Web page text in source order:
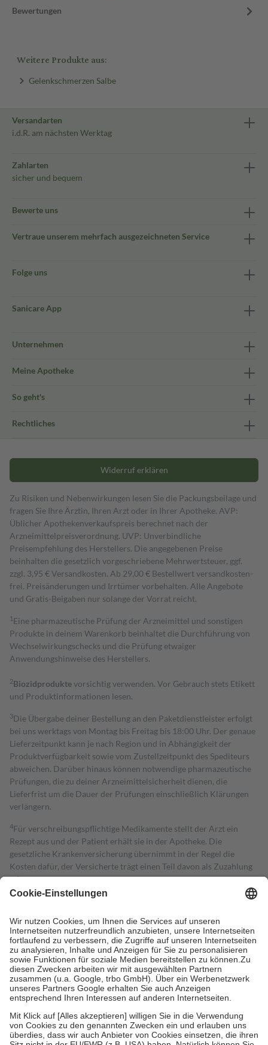
Bewertungen
Weitere Produkte aus:
Gelenkschmerzen Salbe
Versandarten
i.d.R. am nächsten Werktag
Zahlarten
sicher und bequem
Bewerte uns
Vertraue unserem mehrfach ausgezeichneten Service
Folge uns
Sanicare App
Unternehmen
Meine Apotheke
So geht's
Rechtliches
Widerruf erklären
Zu Risiken und Nebenwirkungen lesen Sie die Packungsbeilage und
fragen Sie Ihre Ärztin, Ihren Arzt oder in Ihrer Apotheke. AVP:
Üblicher Apothekenverkaufspreis berechnet nach der
Arzneimittelpreisverordnung. UVP: Unverbindliche
Preisempfehlung des Herstellers. Die angegebenen Preise
beinhalten die gesetzlich vorgeschriebene Mehrwertsteuer, ggf.
zzgl. 3,95 € Versandkosten. Ab 29,00 € Bestell­wert versand­kosten­
frei. Preisänderungen und Irrtümer vorbehalten. Alle Angebote
und Gratis-Beigaben nur solange der Vorrat reicht.
1 Eine pharmazeutische Prüfung der Arzneimittel und sonstigen
Produkte in deinem Warenkorb beinhaltet die Durchführung von
Wechselwirkungschecks und die Prüfung etwaiger
Anwendungshinweise des Herstellers.
2Biozidproduktevorsichtig verwenden. Vor Gebrauch stets Etikett
und Produktinformationen lesen.
3Die Übergabe deiner Bestellung an den Paketdienstleister erfolgt
bei uns werktags von Montag bis Freitag bis 18:00 Uhr. Der genaue
Lieferzeitpunkt kann je nach Region und in Abhängigkeit der
Produktverfügbarkeit sowie vom Zustellzeitpunkt des Spediteurs
abweichen. Darüber hinaus können notwendige pharmazeutische
Prüfungen, die zu deiner Arzneimittelsicherheit dienen, die
Lieferfrist um die Dauer der Prüfungen einschließlich Klärungen
verlängern.
4Für verschreibungspflichtige Medikamente stellt der Arzt ein
Rezept aus und der Patient erhält sie in der Apotheke. Die
gesetzliche Krankenversicherung übernimmt in der Regel die
Kosten dafür, der Versicherte trägt einen Teil davon als Zuzahlung
mit.
Grundsätzlich leisten Mitglieder Zuzahlungen in Höhe von zehn
höchstens zehn Euro.
Es sind jedoch nie mehr als die tatsächlichen
Kosten der Leistung zu entrichten.
Diese Regeln gelten grundsätzlich auch für Online-Apotheken.
Bei Heilmitteln und häuslicher Krankenpflege beträgt die
Zuzahlung zehn Prozent der Kosten sowie zehn Euro je
Verordnung.
Um das Engagement der Versicherten für ihre eigene Gesundheit zu
stärken und die besondere Stellung der Familie zu unterstützen,
fallenkeine Zuzahlungenan bei:
• Kindern und Jugendlichen bis zum vollendeten 18. Lebensjahr
mit Ausnahme der Fahrkosten